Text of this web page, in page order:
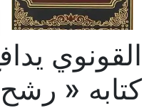
القونوي
كتابه «